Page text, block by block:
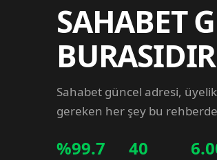
SAHABET
Sahabet güncel adresi,
gereken her şey bu
%99.7 40